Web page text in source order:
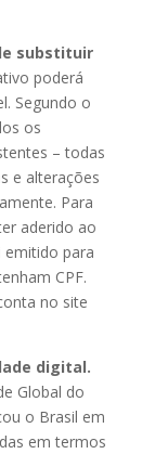
substituir
poderá
Segundo o
os
– todas
e alterações
Para
aderido ao
emitido para
CPF.
no site
digital.
Global do
o Brasil em
em termos